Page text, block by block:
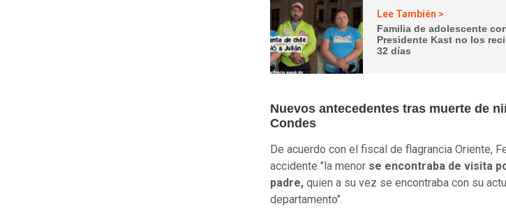
Lee También >
Familia de adolescente
Presidente Kast no los
32 días
Nuevos antecedentes tras muerte de
Condes
De acuerdo con el fiscal de flagrancia Oriente,
accidente "la menor se encontraba de visita
padre, quien a su vez se encontraba con su
departamento".